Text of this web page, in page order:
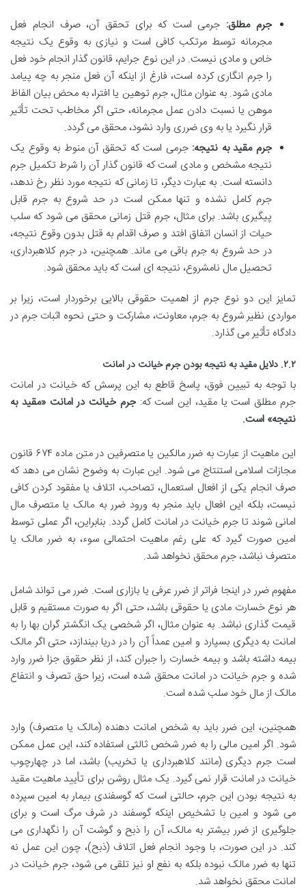
جرم مطلق: جرمی است که برای تحقق آن، صرف انجام فعل
مجرمانه توسط مرتکب کافی است و نیازی به وقوع یک نتیجه
خاص و مادی نیست. در این نوع جرایم، قانون گذار انجام خود فعل
را جرم انگاری کرده است، فارغ از اینکه آن فعل منجر به چه پیامد
مادی شود. به عنوان مثال، جرم توهین یا افترا، به محض بیان الفاظ
موهن یا نسبت دادن عمل مجرمانه، حتی اگر مخاطب تحت تأثیر
قرار نگیرد یا به وی ضرری وارد نشود، محقق می گردد.
جرم مقید به نتیجه: جرمی است که تحقق آن منوط به وقوع یک
نتیجه مشخص و مادی است که قانون گذار آن را شرط تکمیل جرم
دانسته است. به عبارت دیگر، تا زمانی که نتیجه مورد نظر رخ ندهد،
جرم کامل نشده و تنها ممکن است در حد شروع به جرم قابل
پیگیری باشد. برای مثال، جرم قتل زمانی محقق می شود که سلب
حیات از انسان اتفاق افتد و صرف اقدام به قتل بدون وقوع نتیجه،
در حد شروع به جرم باقی می ماند. همچنین، در جرم کلاهبرداری،
تحصیل مال نامشروع، نتیجه ای است که باید محقق شود.
تمایز این دو نوع جرم از اهمیت حقوقی بالایی برخوردار است، زیرا بر
مواردی نظیر شروع به جرم، معاونت، مشارکت و حتی نحوه اثبات جرم در
دادگاه تأثیر می گذارد.
۲.۲. دلایل مقید به نتیجه بودن جرم خیانت در امانت
با توجه به تبیین فوق، پاسخ قاطع به این پرسش که خیانت در امانت
جرم مطلق است یا مقید، این است که:جرم خیانت در امانت «مقید به
نتیجه» است.
این ماهیت از عبارت به ضرر مالکین یا متصرفین در متن ماده ۶۷۴ قانون
مجازات اسلامی استنتاج می شود. این عبارت به وضوح نشان می دهد که
صرف انجام یکی از افعال استعمال، تصاحب، اتلاف یا مفقود کردن کافی
نیست، بلکه این افعال باید منجر به ورود ضرر به مالک یا متصرف مال
امانی شوند تا جرم خیانت در امانت کامل گردد. بنابراین، اگر عملی توسط
امین صورت گیرد که علی رغم ماهیت احتمالی سوء، به ضرر مالک یا
متصرف نباشد، جرم محقق نخواهد شد.
مفهوم ضرر در اینجا فراتر از ضرر عرفی یا بازاری است. ضرر می تواند شامل
هر نوع خسارت مادی یا حقوقی باشد، حتی اگر به صورت مستقیم و قابل
قیمت گذاری نباشد. به عنوان مثال، اگر شخصی یک انگشتر گران بها را به
امانت به دیگری بسپارد و امین عمداً آن را در دریا بیندازد، حتی اگر مالک
بیمه داشته باشد و بیمه خسارت را جبران کند، از نظر حقوق جزا ضرر وارد
شده و جرم خیانت در امانت محقق شده است، زیرا حق تصرف و انتفاع
مالک از مال خود سلب شده است.
همچنین، این ضرر باید به شخص امانت دهنده (مالک یا متصرف) وارد
شود. اگر امین مالی را به ضرر شخص ثالثی استفاده کند، این عمل ممکن
است جرم دیگری (مانند کلاهبرداری یا تخریب) باشد، اما در چهارچوب
خیانت در امانت قرار نمی گیرد. یک مثال روشن برای تأیید ماهیت مقید
به نتیجه بودن این جرم، حالتی است که گوسفندی بیمار به امین سپرده
می شود و امین با تشخیص اینکه گوسفند در شرف مرگ است و برای
جلوگیری از ضرر بیشتر به مالک، آن را ذبح و گوشت آن را نگهداری می
کند. در این صورت، با وجود انجام فعل اتلاف (ذبح)، چون این عمل نه
تنها به ضرر مالک نبوده بلکه به نفع او نیز تلقی می شود، جرم خیانت در
امانت محقق نخواهد شد.